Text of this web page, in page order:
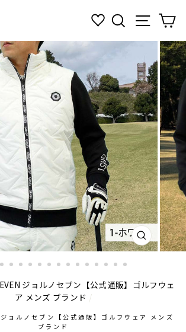
検索 ナビ
閉
じ
ジョルノセブン【公式通販】ゴルフウェ
ア メンズ ブランド /
ョルノセブン【公式通販】ゴルフウェア メンズ
ブランド